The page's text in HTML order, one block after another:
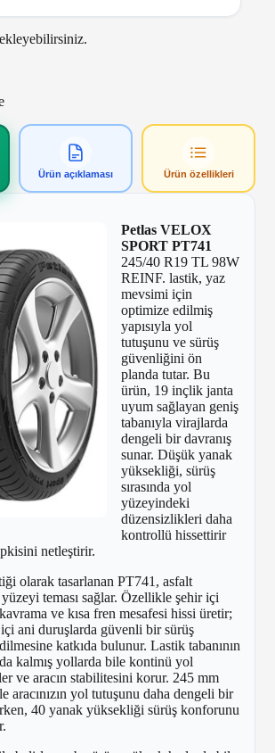
Ürün açıklaması Ürün özellikleri
Petlas VELOX
SPORT PT741
245/40 R19 TL 98W
REINF. lastik, yaz
mevsimi için
optimize edilmiş
yapısıyla yol
tutuşunu ve sürüş
güvenliğini ön
planda tutar. Bu
ürün, 19 inçlik janta
uyum sağlayan geniş
tabanıyla virajlarda
dengeli bir davranış
sunar. Düşük yanak
yüksekliği, sürüş
sırasında yol
yüzeyindeki
düzensizlikleri daha
kontrollü hissettirir
netleştirir.
olarak tasarlanan PT741, asfalt
teması sağlar. Özellikle şehir içi
ve kısa fren mesafesi hissi üretir;
ani duruşlarda güvenli bir sürüş
katkıda bulunur. Lastik tabanının
kalmış yollarda bile kontinü yol
ve aracın stabilitesini korur. 245 mm
aracınızın yol tutuşunu daha dengeli bir
40 yanak yüksekliği sürüş konforunu